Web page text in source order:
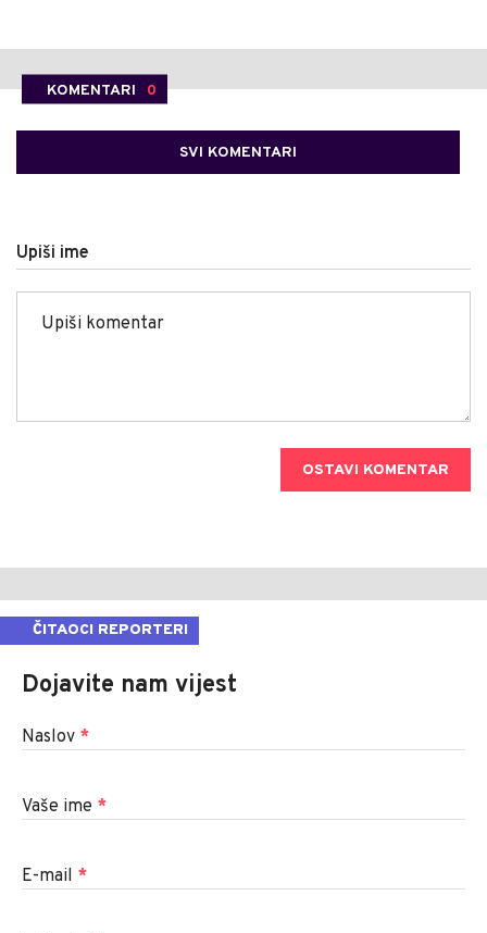
KOMENTARI 0
SVI KOMENTARI
Upiši ime
OSTAVI KOMENTAR
ČITAOCI REPORTERI
Dojavite nam vijest
Naslov *
Vaše ime *
E-mail *